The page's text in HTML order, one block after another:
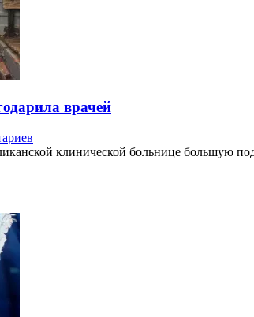
врачей
клинической больнице большую